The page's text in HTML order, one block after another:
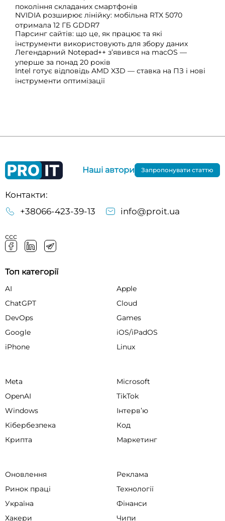
покоління складаних смартфонів
NVIDIA розширює лінійку: мобільна RTX 5070
отримала 12 ГБ GDDR7
Парсинг сайтів: що це, як працює та які
інструменти використовують для збору даних
Легендарний Notepad++ з’явився на macOS —
уперше за понад 20 років
Intel готує відповідь AMD X3D — ставка на ПЗ і нові
інструменти оптимізації
Контакти:
+38066-423-39-13
info@proit.ua
ссс
Наші автори Запропонувати статтю
Топ категорії
AI
Apple
ChatGPT
Cloud
DevOps
Games
Google
iOS/iPadOS
iPhone
Linux
Meta
Microsoft
OpenAI
TikTok
Windows
Інтервʼю
Кібербезпека
Код
Крипта
Маркетинг
Оновлення
Реклама
Ринок праці
Технології
Україна
Фінанси
Хакери
Чипи